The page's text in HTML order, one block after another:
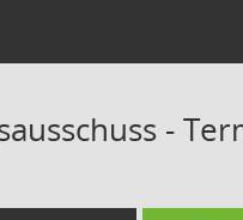
-